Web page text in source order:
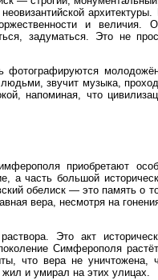
архитектуры.
и величия.
задуматься. Это не
фотографируются
звучит музыка,
напоминая, что
приобретают
а часть большой
обелиск — это память о
вера, несмотря на
Это акт
Симферополя
что вера не уничтожена,
и умирал на этих улицах.